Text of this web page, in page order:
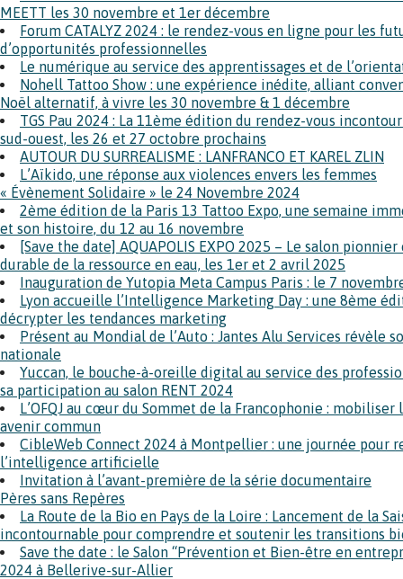
MEETT les 30 novembre et 1er décembre
Forum CATALYZ 2024 : le rendez-vous en ligne pour les
d’opportunités professionnelles
Le numérique au service des apprentissages et de
Nohell Tattoo Show : une expérience inédite, alliant
Noël alternatif, à vivre les 30 novembre & 1 décembre
TGS Pau 2024 : La 11ème édition du rendez-vous
sud-ouest, les 26 et 27 octobre prochains
AUTOUR DU SURREALISME : LANFRANCO ET KAREL ZLIN
L’Aïkido, une réponse aux violences envers les femmes
« Évènement Solidaire » le 24 Novembre 2024
2ème édition de la Paris 13 Tattoo Expo, une semaine
et son histoire, du 12 au 16 novembre
[Save the date] AQUAPOLIS EXPO 2025 – Le salon
durable de la ressource en eau, les 1er et 2 avril 2025
Inauguration de Yutopia Meta Campus Paris : le 7
Lyon accueille l’Intelligence Marketing Day : une 8ème
décrypter les tendances marketing
Présent au Mondial de l’Auto : Jantes Alu Services révèle
nationale
Yuccan, le bouche-à-oreille digital au service des
sa participation au salon RENT 2024
L’OFQJ au cœur du Sommet de la Francophonie :
avenir commun
CibleWeb Connect 2024 à Montpellier : une journée pour
l’intelligence artificielle
Invitation à l’avant-première de la série documentaire
Pères sans Repères
La Route de la Bio en Pays de la Loire : Lancement de la
incontournable pour comprendre et soutenir les transitions
Save the date : le Salon “Prévention et Bien-être en
2024 à Bellerive-sur-Allier